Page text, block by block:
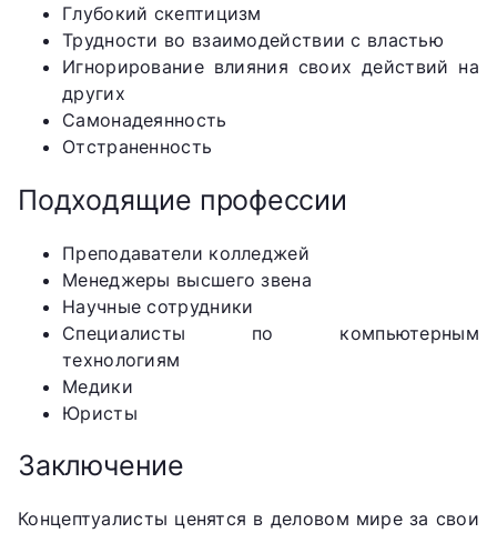
Глубокий скептицизм
Трудности во взаимодействии с властью
Игнорирование влияния своих действий на
других
Самонадеянность
Отстраненность
Подходящие профессии
Преподаватели колледжей
Менеджеры высшего звена
Научные сотрудники
Специалисты по компьютерным
технологиям
Медики
Юристы
Заключение
Концептуалисты ценятся в деловом мире за свои